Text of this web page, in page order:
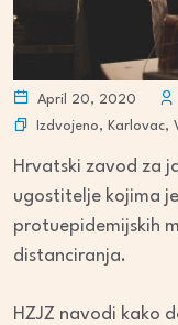
April 20, 2020
Izdvojeno, Karlovac,
Hrvatski zavod za
ugostitelje kojima
protuepidemijskih
distanciranja.
HZJZ navodi kako